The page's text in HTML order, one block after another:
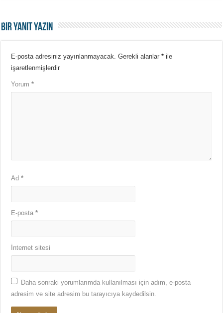
Bir yanıt yazın
E-posta adresiniz yayınlanmayacak. Gerekli alanlar* ile
işaretlenmişlerdir
Yorum*
Ad*
E-posta*
İnternet sitesi
Daha sonraki yorumlarımda kullanılması için adım, e-posta
adresim ve site adresim bu tarayıcıya kaydedilsin.